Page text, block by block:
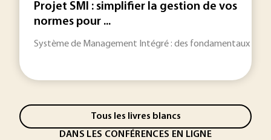
Projet SMI : simplifier la gestion de vos
normes pour ...
Système de Management Intégré : des fondamentaux du
Tous les livres blancs
DANS LES CONFÉRENCES EN LIGNE